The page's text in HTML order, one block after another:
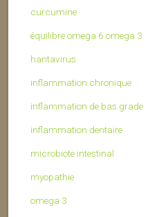
curcumine
équilibre omega 6 omega 3
hantavirus
inflammation chronique
inflammation de bas grade
inflammation dentaire
microbiote intestinal
myopathie
omega 3